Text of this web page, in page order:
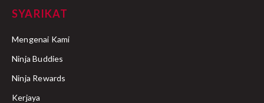
SYARIKAT
Mengenai Kami
Ninja Buddies
Ninja Rewards
Kerjaya